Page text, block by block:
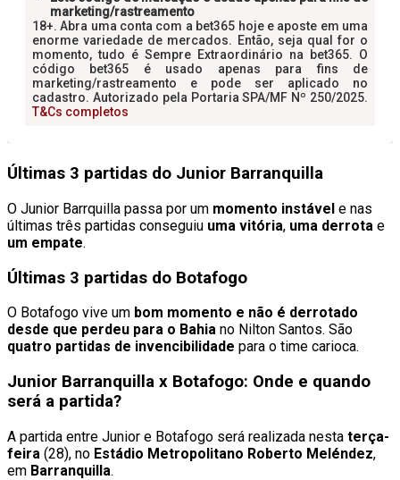
Últimas 3 partidas do Junior Barranquilla
O Junior Barrquilla passa por um momento instável e nas
últimas três partidas conseguiu uma vitória, uma derrota e
um empate.
Últimas 3 partidas do Botafogo
O Botafogo vive um bom momento e não é derrotado
desde que perdeu para o Bahia no Nilton Santos. São
quatro partidas de invencibilidade para o time carioca.
Junior Barranquilla x Botafogo: Onde e quando
será a partida?
A partida entre Junior e Botafogo será realizada nesta terça-
feira (28), no Estádio Metropolitano Roberto Meléndez,
em Barranquilla.